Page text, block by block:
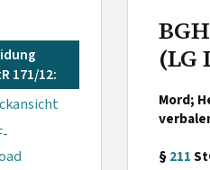
171/12:
(LG
Mord;
§211